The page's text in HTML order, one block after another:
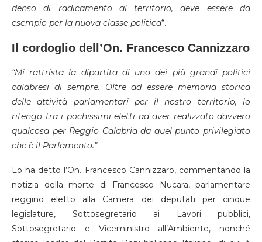
denso di radicamento al territorio, deve essere da
esempio per la nuova classe politica“.
Il cordoglio dell’On. Francesco Cannizzaro
“Mi rattrista la dipartita di uno dei più grandi politici
calabresi di sempre. Oltre ad essere memoria storica
delle attività parlamentari per il nostro territorio, lo
ritengo tra i pochissimi eletti ad aver realizzato davvero
qualcosa per Reggio Calabria da quel punto privilegiato
che è il Parlamento.”
Lo ha detto l’On. Francesco Cannizzaro, commentando la
notizia della morte di Francesco Nucara, parlamentare
reggino eletto alla Camera dei deputati per cinque
legislature, Sottosegretario ai Lavori pubblici,
Sottosegretario e Viceministro all’Ambiente, nonché